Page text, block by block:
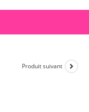
Produit suivant